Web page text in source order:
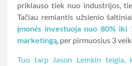
priklauso tiek nuo industrijos,
Tačiau remiantis užsienio
įmonės investuoja nuo 80% iki
marketingą, per pirmuosius 3
Tuo tarp Jason Lemkin teigia,